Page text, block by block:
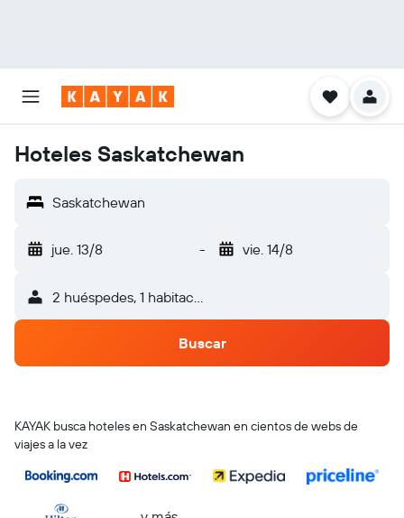
Hoteles Saskatchewan
Saskatchewan
jue. 13/8 - vie. 14/8
2 huéspedes, 1 habitación
Buscar
KAYAK busca hoteles en Saskatchewan en cientos de webs de
viajes a la vez